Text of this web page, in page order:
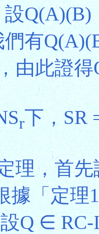
們有
由此證
r下，SR
理，首
據「定理
Q ∈